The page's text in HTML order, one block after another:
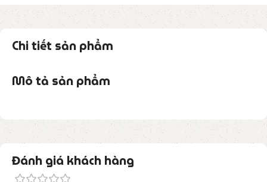
Chi tiết sản phẩm
Mô tả sản phẩm
Đánh giá khách hàng